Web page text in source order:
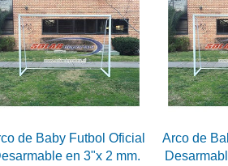
de Baby Futbol Oficial
en 3"x 2 mm.
Arco de